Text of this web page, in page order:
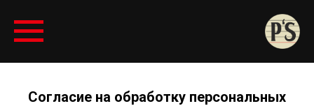
Согласие на обработку персональных